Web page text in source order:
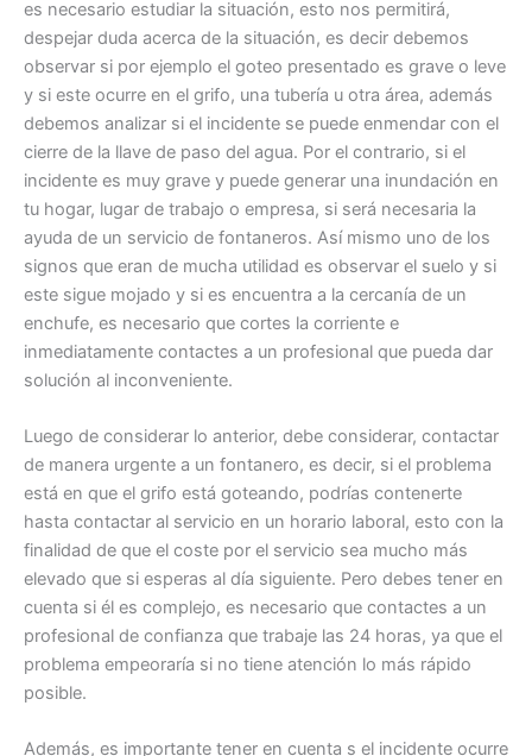
es necesario estudiar la situación, esto nos permitirá,
despejar duda acerca de la situación, es decir debemos
observar si por ejemplo el goteo presentado es grave o leve
y si este ocurre en el grifo, una tubería u otra área, además
debemos analizar si el incidente se puede enmendar con el
cierre de la llave de paso del agua. Por el contrario, si el
incidente es muy grave y puede generar una inundación en
tu hogar, lugar de trabajo o empresa, si será necesaria la
ayuda de un servicio de fontaneros. Así mismo uno de los
signos que eran de mucha utilidad es observar el suelo y si
este sigue mojado y si es encuentra a la cercanía de un
enchufe, es necesario que cortes la corriente e
inmediatamente contactes a un profesional que pueda dar
solución al inconveniente.
Luego de considerar lo anterior, debe considerar, contactar
de manera urgente a un fontanero, es decir, si el problema
está en que el grifo está goteando, podrías contenerte
hasta contactar al servicio en un horario laboral, esto con la
finalidad de que el coste por el servicio sea mucho más
elevado que si esperas al día siguiente. Pero debes tener en
cuenta si él es complejo, es necesario que contactes a un
profesional de confianza que trabaje las 24 horas, ya que el
problema empeoraría si no tiene atención lo más rápido
posible.
Además, es importante tener en cuenta s el incidente ocurre